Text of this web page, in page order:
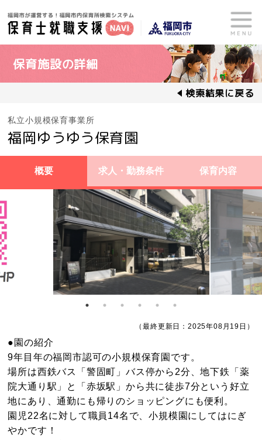
保育施設の詳細
検索結果に戻る
私立小規模保育事業所
福岡ゆうゆう保育園
概要 求人・勤務条件 保育内容
（最終更新日：2025年08月19日）
●園の紹介
9年目年の福岡市認可の小規模保育園です。
場所は西鉄バス「警固町」バス停から2分、地下鉄「薬
院大通り駅」と「赤坂駅」から共に徒歩7分という好立
地にあり、通勤にも帰りのショッピングにも便利。
園児22名に対して職員14名で、小規模園にしてはにぎ
やかです！